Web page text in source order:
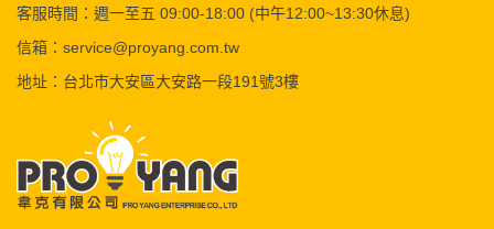
客服時間：週一至五 09:00-18:00 (中午12:00~13:30休息)
信箱：service@proyang.com.tw
地址：台北市大安區大安路一段191號3樓